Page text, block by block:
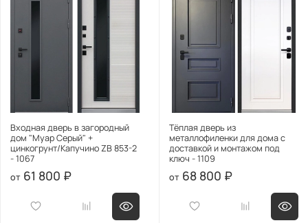
Входная дверь в загородный
дом "Муар Серый" +
цинкогрунт/Капучино ZB 853-2
- 1067
61 800 ₽
Тёплая дверь из
металлофиленки для дома с
доставкой и монтажом под
ключ - 1109
68 800 ₽